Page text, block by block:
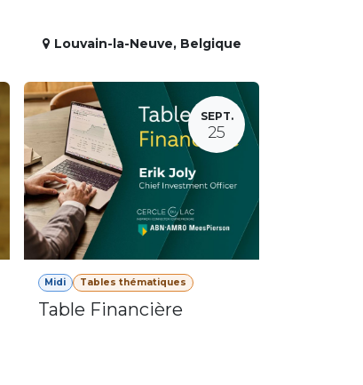
Louvain-la-Neuve, Belgique
SEPT.
25
Midi Tables thématiques
Table Financière